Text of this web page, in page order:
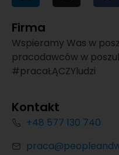
Firma
Wspieramy Was w
pracodawców w
#pracaŁĄCZYludzi
Kontakt
+48 577 130 740